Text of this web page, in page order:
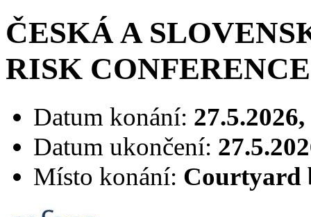
ČESKÁ A
RISK CONFERENCE
Datum konání:
Datum ukončení:
Místo konání: Courtyard